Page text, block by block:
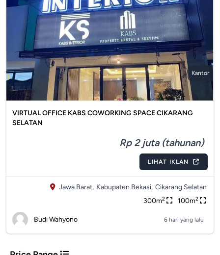
Kantor
VIRTUAL OFFICE KABS COWORKING SPACE CIKARANG
SELATAN
Rp 2 juta (tahunan)
LIHAT IKLAN
Jawa Barat, Kabupaten Bekasi, Cikarang Selatan
300m2 100m2
Budi Wahyono 6 hari yang lalu